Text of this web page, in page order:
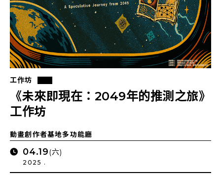
工作坊
《未來即現在：2049年的推測之旅》
工作坊
動畫創作者基地多功能廳
04.19(六)
2025 .